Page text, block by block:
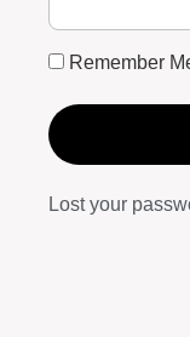
Remember
Lost your